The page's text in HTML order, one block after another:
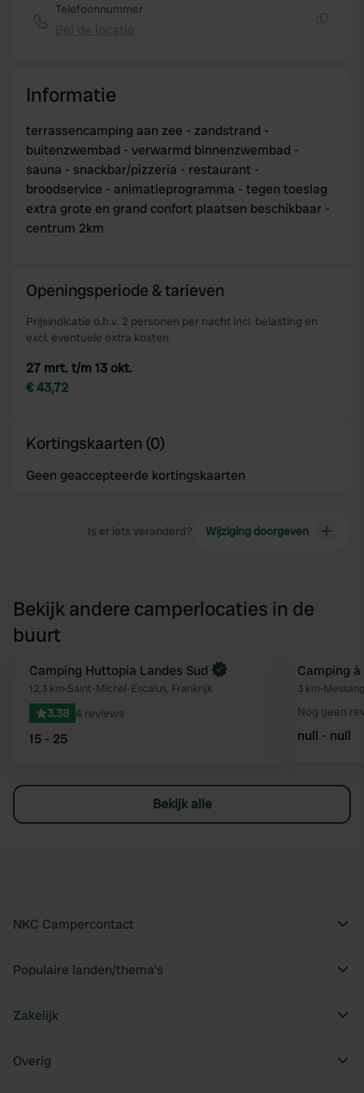
Telefoonnummer
Informatie
terrassencamping aan zee - zandstrand -
buitenzwembad - verwarmd binnenzwembad -
sauna - snackbar/pizzeria - restaurant -
broodservice - animatieprogramma - tegen toeslag
extra grote en grand confort plaatsen beschikbaar -
centrum 2km
Openingsperiode & tarieven
Prijsindicatie o.b.v. 2 personen per nacht incl. belasting en
excl. eventuele extra kosten
27 mrt. t/m 13 okt.
€ 43,72
Kortingskaarten (0)
Geen geaccepteerde kortingskaarten
Is er iets veranderd? Wijziging doorgeven
Bekijk andere camperlocaties in de
buurt
Favoriet
Boek direct
Camping Huttopia Landes Sud
12,3 km•Saint-Michel-Escalus, Frankrijk
3.38 4 reviews
15 - 25
Camping
3 km•
Nog geen
null - null
Bekijk alle
NKC Campercontact
Populaire landen/thema's
Zakelijk
Overig